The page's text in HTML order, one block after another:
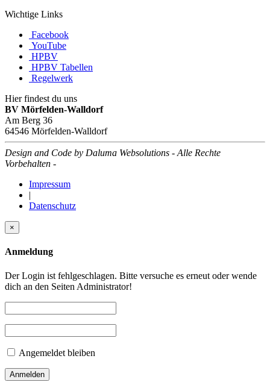
Wichtige Links
Facebook
YouTube
HPBV
HPBV Tabellen
Regelwerk
Hier findest du uns
BV Mörfelden-Walldorf
Am Berg 36
64546 Mörfelden-Walldorf
Design and Code by Daluma Websolutions - Alle Rechte
Vorbehalten -
Impressum
|
Datenschutz
×
Anmeldung
Der Login ist fehlgeschlagen. Bitte versuche es erneut oder wende
dich an den Seiten Administrator!
Angemeldet bleiben